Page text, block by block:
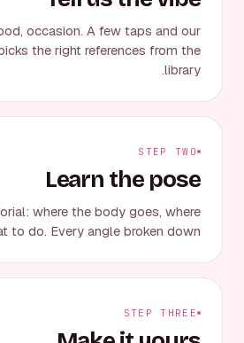
occasion. A few taps and our
the right references from the
library.
STEP TWO
Learn the pose
where the body goes, where
to do. Every angle broken down.
STEP THREE